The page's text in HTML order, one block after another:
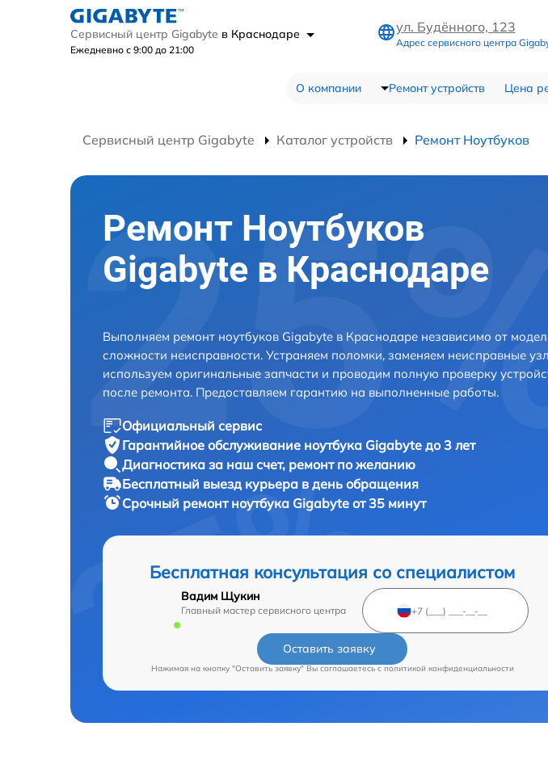
Сервисный центр Gigabyte в Краснодаре
Ежедневно с 9:00 до 21:00
ул. Будённого, 123
Адрес сервисного центра
О компании Ремонт устройств Цена
Сервисный центр Gigabyte Каталог устройств Ремонт Ноутбуков
Ремонт Ноутбуков
Gigabyte в Краснодаре
Выполняем ремонт ноутбуков Gigabyte в Краснодаре независимо от
сложности неисправности. Устраняем поломки, заменяем неисправные
используем оригинальные запчасти и проводим полную проверку
после ремонта. Предоставляем гарантию на выполненные работы.
Официальный сервис
Гарантийное обслуживание ноутбука Gigabyte до 3 лет
Диагностика за наш счет, ремонт по желанию
Бесплатный выезд курьера в день обращения
Срочный ремонт ноутбука Gigabyte от 35 минут
Бесплатная консультация со специалистом
Вадим Щукин
Главный мастер сервисного центра
Оставить заявку
Нажимая на кнопку "Оставить заявку" Вы соглашаетесь c политикой конфиденциальности